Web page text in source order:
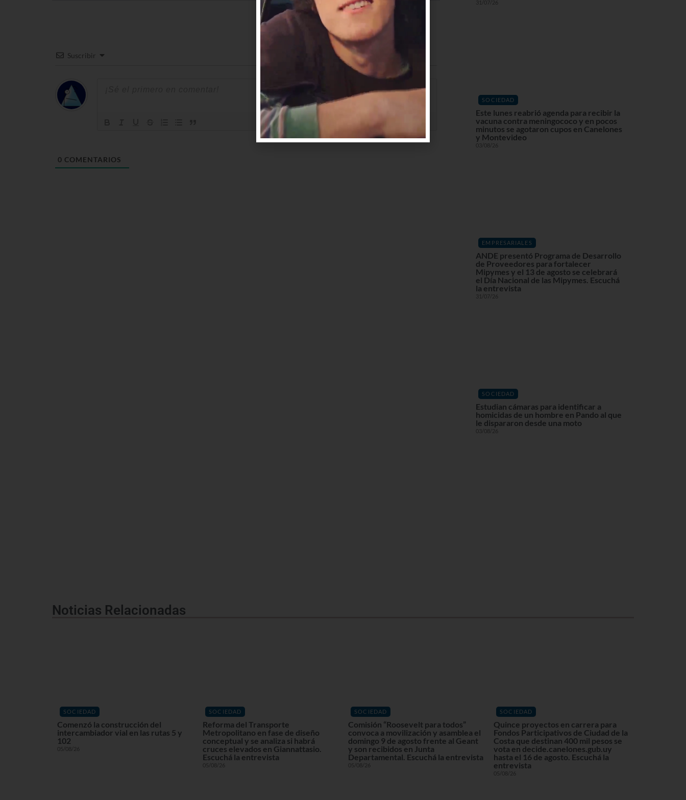
Suscribir
0 COMENTARIOS
31/07/26
SOCIEDAD
Este lunes reabrió agenda para recibir la
vacuna contra meningococo y en pocos
minutos se agotaron cupos en Canelones
y Montevideo
03/08/26
EMPRESARIALES
ANDE presentó Programa de Desarrollo
de Proveedores para fortalecer
Mipymes y el 13 de agosto se celebrará
el Día Nacional de las Mipymes. Escuchá
la entrevista
31/07/26
SOCIEDAD
Estudian cámaras para identificar a
homicidas de un hombre en Pando al que
le dispararon desde una moto
03/08/26
Noticias Relacionadas
SOCIEDAD
Comenzó la construcción del
intercambiador vial en las rutas 5 y
102
05/08/26
SOCIEDAD
Reforma del Transporte
Metropolitano en fase de diseño
conceptual y se analiza si habrá
cruces elevados en Giannattasio.
Escuchá la entrevista
05/08/26
SOCIEDAD
Comisión “Roosevelt para todos”
convoca a movilización y asamblea el
domingo 9 de agosto frente al Geant
y son recibidos en Junta
Departamental. Escuchá la entrevista
05/08/26
SOCIEDAD
Quince proyectos en carrera para
Fondos Participativos de Ciudad de la
Costa que destinan 400 mil pesos se
vota en decide.canelones.gub.uy
hasta el 16 de agosto. Escuchá la
entrevista
05/08/26